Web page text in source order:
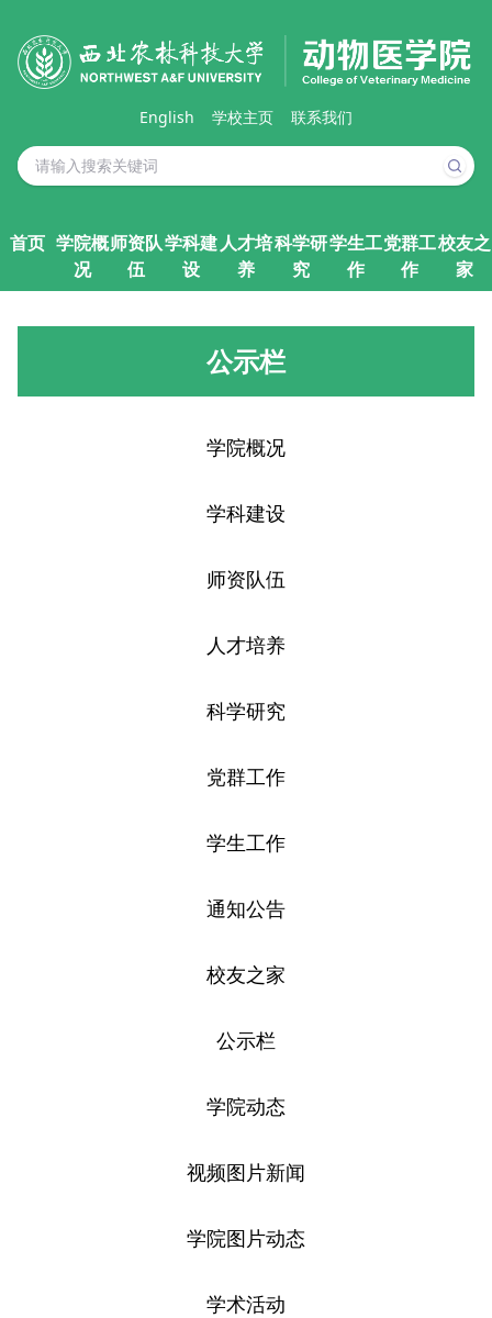
English 学校主页 联系我们
首页 学院概
况
师资队
伍
学科建
设
人才培
养
科学研
究
学生工
作
党群工
作
校友之
家
公示栏
学院概况
学科建设
师资队伍
人才培养
科学研究
党群工作
学生工作
通知公告
校友之家
公示栏
学院动态
视频图片新闻
学院图片动态
学术活动